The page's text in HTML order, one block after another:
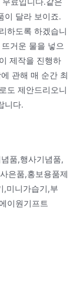
이 달라 보이죠.
하도록 하겠습니
거운 물을 넣으
제작을 진행하
관해 매 순간 최
도 제안드리오니
니다.
품,행사기념품,
은품,홍보용품제
,미니가습기,부
이원기프트